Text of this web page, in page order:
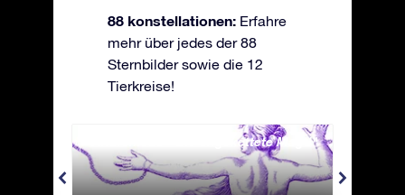
88 konstellationen: Erfahre
mehr über jedes der 88
Sternbilder sowie die 12
Tierkreise!
Andromeda - Die angekettete Magd